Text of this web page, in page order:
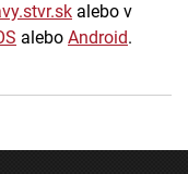
alebo v
alebo Android.